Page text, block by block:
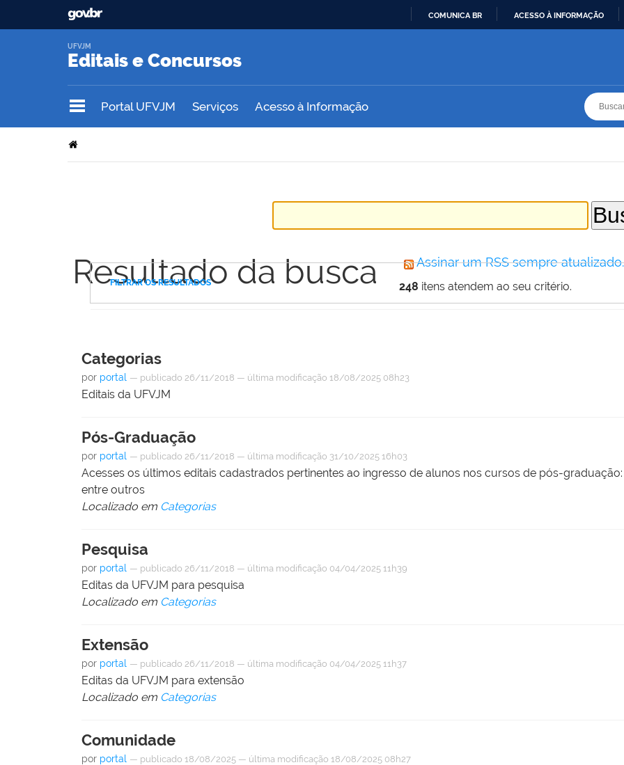
COMUNICA BR ACESSO À INFORMAÇÃO
Editais e Concursos
UFVJM
Portal UFVJM Serviços Acesso à Informação
Resultado da busca Assinar um RSS sempre atualizado.
248 itens atendem ao seu critério.
FILTRAR OS RESULTADOS
Categorias
por portal — publicado 26/11/2018 — última modificação 18/08/2025 08h23
Editais da UFVJM
Pós-Graduação
por portal — publicado 26/11/2018 — última modificação 31/10/2025 16h03
Acesses os últimos editais cadastrados pertinentes ao ingresso de alunos nos cursos de pós-
entre outros
Localizado em Categorias
Pesquisa
por portal — publicado 26/11/2018 — última modificação 04/04/2025 11h39
Editas da UFVJM para pesquisa
Localizado em Categorias
Extensão
por portal — publicado 26/11/2018 — última modificação 04/04/2025 11h37
Editas da UFVJM para extensão
Localizado em Categorias
Comunidade
por portal — publicado 18/08/2025 — última modificação 18/08/2025 08h27